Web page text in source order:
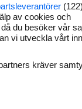
Helt
företagsinformation
hantera dina
av cookies och
du besöker vår
vi utveckla vårt
kräver